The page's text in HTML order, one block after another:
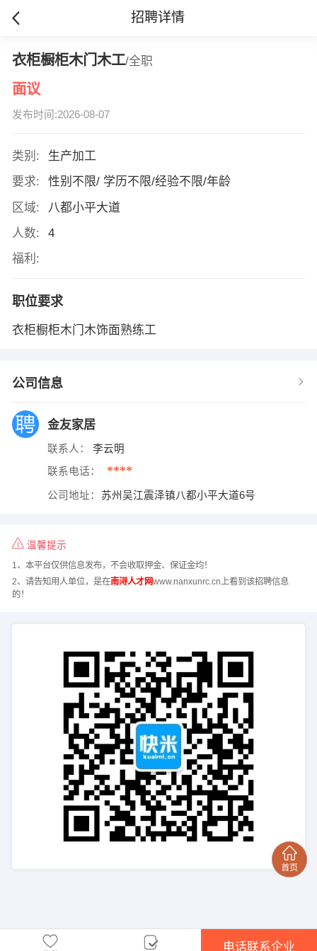
招聘详情
衣柜橱柜木门木工/全职
面议
发布时间:2026-08-07
类别:
生产加工
要求:
性别不限/ 学历不限/经验不限/年龄
区域:
八都小平大道
人数:
4
福利:
职位要求
衣柜橱柜木门木饰面熟练工
公司信息
金友家居
联系人： 李云明
联系电话： ****
公司地址： 苏州吴江震泽镇八都小平大道6号
温馨提示
1、本平台仅供信息发布，不会收取押金、保证金均！
2、请告知用人单位，是在南浔人才网www.nanxunrc.cn上看到该招聘信息
的！
电话联系企业